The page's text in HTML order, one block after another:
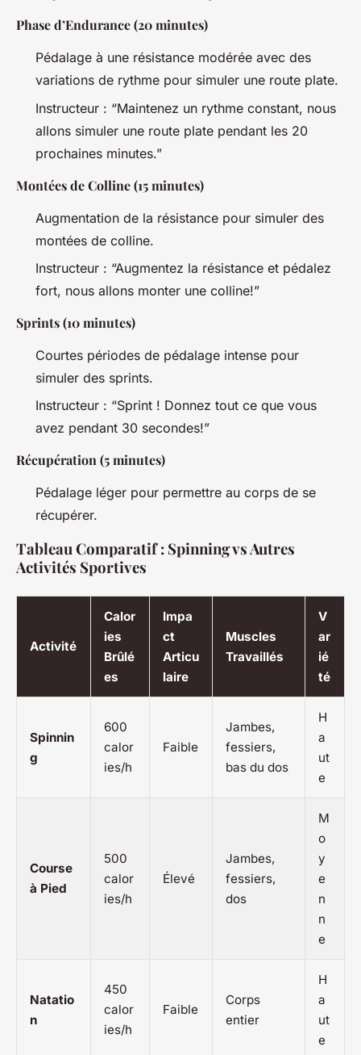
Phase d’Endurance (20 minutes)
Pédalage à une résistance modérée avec des
variations de rythme pour simuler une route plate.
Instructeur : “Maintenez un rythme constant, nous
allons simuler une route plate pendant les 20
prochaines minutes.”
Montées de Colline (15 minutes)
Augmentation de la résistance pour simuler des
montées de colline.
Instructeur : “Augmentez la résistance et pédalez
fort, nous allons monter une colline!”
Sprints (10 minutes)
Courtes périodes de pédalage intense pour
simuler des sprints.
Instructeur : “Sprint ! Donnez tout ce que vous
avez pendant 30 secondes!”
Récupération (5 minutes)
Pédalage léger pour permettre au corps de se
récupérer.
Tableau Comparatif : Spinning vs Autres
Activités Sportives
Activité
Calor
ies
Brûlé
es
Impa
ct
Articu
laire
Muscles
Travaillés
V
ar
ié
té
Spinnin
g
600
calor
ies/h
Faible
Jambes,
fessiers,
bas du dos
H
a
ut
e
Course
à Pied
500
calor
ies/h
Élevé
Jambes,
fessiers,
dos
M
o
y
e
n
n
e
Natatio
n
450
calor
ies/h
Faible
Corps
entier
H
a
ut
e